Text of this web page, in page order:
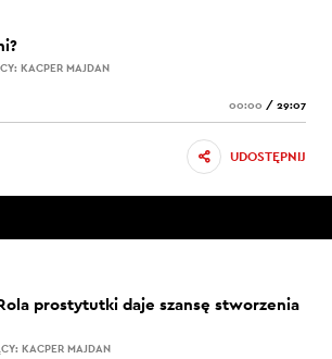
KACPER MAJDAN
00:00 / 29:07
UDOSTĘPNIJ
prostytutki daje szansę stworzenia
KACPER MAJDAN